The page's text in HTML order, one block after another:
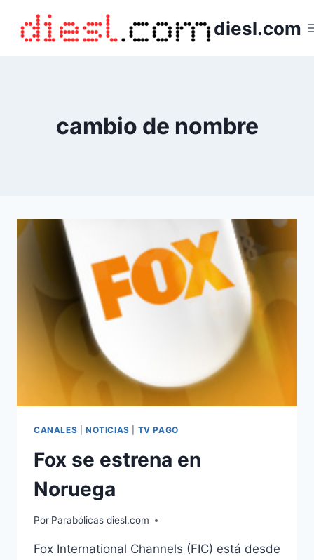
contenido
diesl.com
cambio de nombre
CANALES NOTICIAS TV PAGO
Fox se estrena en
Noruega
Por Parabólicas diesl.com
Fox International Channels (FIC) está desde